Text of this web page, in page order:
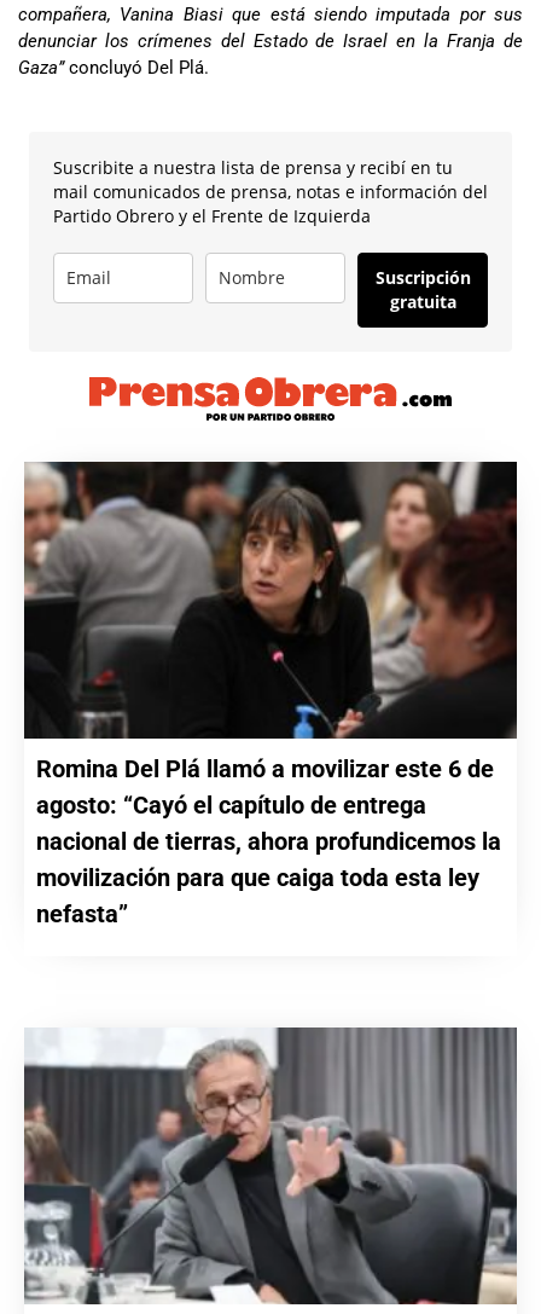
compañera, Vanina Biasi que está siendo imputada por sus
denunciar los crímenes del Estado de Israel en la Franja de
Gaza”concluyó Del Plá.
Suscribite a nuestra lista de prensa y recibí en tu
mail comunicados de prensa, notas e información del
Partido Obrero y el Frente de Izquierda
Suscripción
gratuita
Romina Del Plá llamó a movilizar este 6 de
agosto: “Cayó el capítulo de entrega
nacional de tierras, ahora profundicemos la
movilización para que caiga toda esta ley
nefasta”